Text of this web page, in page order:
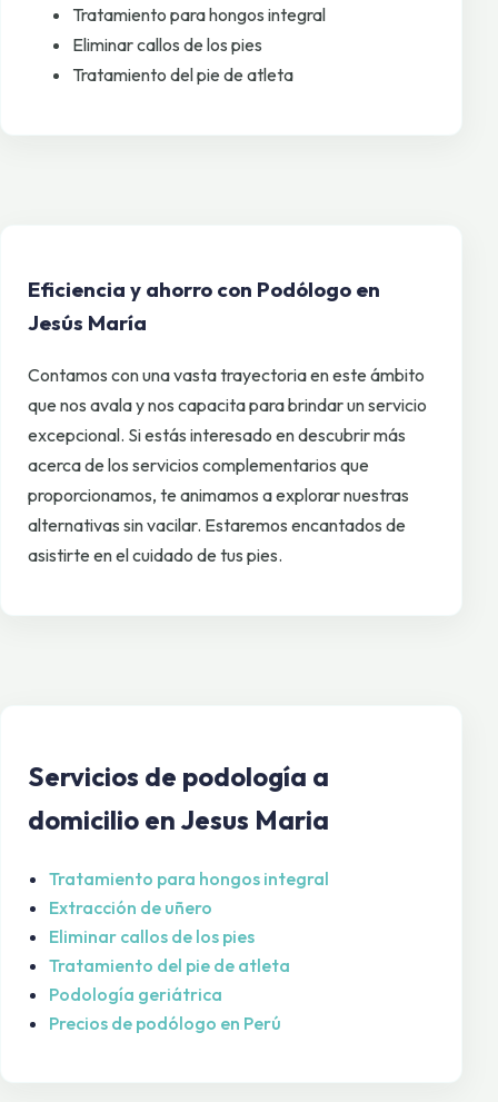
Tratamiento para hongos integral
Eliminar callos de los pies
Tratamiento del pie de atleta
Eficiencia y ahorro con Podólogo en
Jesús María
Contamos con una vasta trayectoria en este ámbito
que nos avala y nos capacita para brindar un servicio
excepcional. Si estás interesado en descubrir más
acerca de los servicios complementarios que
proporcionamos, te animamos a explorar nuestras
alternativas sin vacilar. Estaremos encantados de
asistirte en el cuidado de tus pies.
Servicios de podología a
domicilio en Jesus Maria
Tratamiento para hongos integral
Extracción de uñero
Eliminar callos de los pies
Tratamiento del pie de atleta
Podología geriátrica
Precios de podólogo en Perú